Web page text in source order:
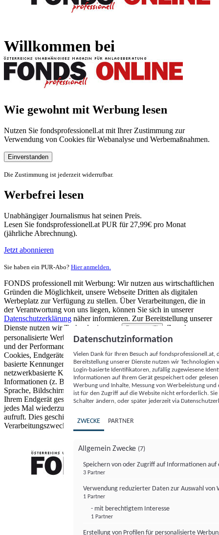
Willkommen bei
Wie gewohnt mit Werbung lesen
Nutzen Sie fondsprofessionell.at mit Ihrer Zustimmung zur
Verwendung von Cookies für Webanalyse und Werbemaßnahmen.
Einverstanden
Die Zustimmung ist jederzeit widerrufbar.
Werbefrei lesen
Unabhängiger Journalismus hat seinen Preis.
Lesen Sie fondsprofessionell.at PUR für 27,99€ pro Monat
(jährliche Abrechnung).
Jetzt abonnieren
Sie haben ein PUR-Abo? Hier anmelden.
FONDS professionell mit Werbung: Wir nutzen aus wirtschaftlichen
Gründen die Möglichkeit, unsere Webseite Dritten als digitalen
Werbeplatz zur Verfügung zu stellen. Über Verarbeitungen, die in
der Verantwortung von uns liegen, können Sie sich in unserer
Datenschutzerklärung näher informieren. Zur Bereitstellung unserer
Dienste nutzen wir Technologien von
Partnern (5)
. Zwecke:
personalisierte Werbung und Inhalte, Messung von Werbeleistung
und der Performance von Inhalten sowie Zielgruppenforschung.
Cookies, Endgeräte- oder ähnliche Online-Kennungen (z. B. login-
basierte Kennungen, zufällig generierte Kennungen,
netzwerkbasierte Kennungen) können zusammen mit anderen
Informationen (z. B. Browsertyp und Browserinformationen,
Sprache, Bildschirmgröße, unterstützte Technologien usw.) auf
Ihrem Endgerät gespeichert oder von dort ausgelesen werden, um es
jedes Mal wiederzuerkennen, wenn es eine App oder einer Webseite
aufruft. Dies geschieht für einen oder mehrere der hier aufgeführten
Verarbeitungszwecke.
Datenschutzinformation
Vielen Dank für Ihren Besuch auf
Bereitstellung unserer Dienste nutzen wir Technologien
Login-basierte Identifikatoren, zufällig zugewiesene
Informationen auf Ihrem Gerät gespeichert oder
Werbung und Inhalte, Messung von Werbeleistung
ist für den Zugriff auf die Website nicht erforderlich.
Schalter ändern, oder später jederzeit via
ZWECKE PARTNER
Allgemein Zwecke (7)
Speichern von oder Zugriff auf Informationen auf
3 Partner
Verwendung reduzierter Daten zur Auswahl von
1 Partner
- mit berechtigtem Interesse
1 Partner
Erstellung von Profilen für personalisierte
FONDS professionell